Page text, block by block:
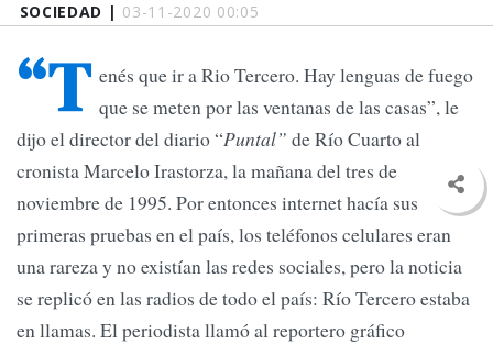
SOCIEDAD | 03-11-2020 00:05
“T enés que ir a Rio Tercero. Hay lenguas de fuego
que se meten por las ventanas de las casas”, le
dijo el director del diario “Puntal” de Río Cuarto al
cronista Marcelo Irastorza, la mañana del tres de
noviembre de 1995. Por entonces internet hacía sus
primeras pruebas en el país, los teléfonos celulares eran
una rareza y no existían las redes sociales, pero la noticia
se replicó en las radios de todo el país: Río Tercero estaba
en llamas. El periodista llamó al reportero gráfico